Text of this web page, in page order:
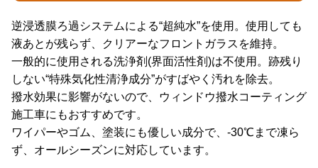
逆浸透膜ろ過システムによる“超純水”を使用。使用しても
液あとが残らず、クリアーなフロントガラスを維持。
一般的に使用される洗浄剤(界面活性剤)は不使用。跡残り
しない“特殊気化性清浄成分”がすばやく汚れを除去。
撥水効果に影響がないので、ウィンドウ撥水コーティング
施工車にもおすすめです。
ワイパーやゴム、塗装にも優しい成分で、-30℃まで凍ら
ず、オールシーズンに対応しています。